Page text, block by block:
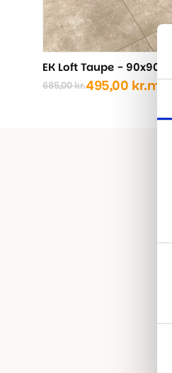
EK Loft Taupe - 90x90
685,00kr.
Den
495,00 kr.
Den
m2